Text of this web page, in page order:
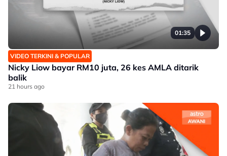
01:35
VIDEO TERKINI & POPULAR
Nicky Liow bayar RM10 juta, 26 kes AMLA ditarik
balik
21 hours ago